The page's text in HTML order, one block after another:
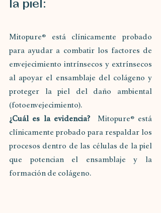
la piel:
Mitopure® está clínicamente probado
para ayudar a combatir los factores de
envejecimiento intrínsecos y extrínsecos
al apoyar el ensamblaje del colágeno y
proteger la piel del daño ambiental
(fotoenvejecimiento).
¿Cuál es la evidencia?
Mitopure® está
clínicamente probado para respaldar los
procesos dentro de las células de la piel
que potencian el ensamblaje y la
formación de colágeno.